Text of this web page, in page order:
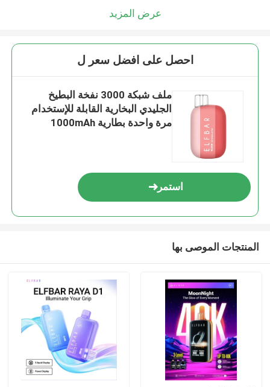
عرض المزيد
احصل على افضل سعر ل
ملف شبكة 3000 نفخة البطيخ
الجليدي البخارية القابلة للإستخدام
مرة واحدة بطارية 1000mAh
استمر
المنتجات الموصى بها